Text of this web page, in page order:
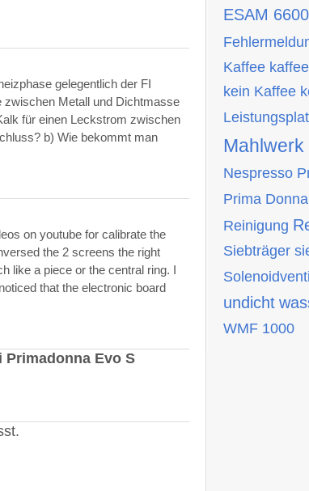
gelegentlich der FI
zwischen Metall und Dichtmasse
für einen Leckstrom zwischen
b) Wie bekommt man
on youtube for calibrate the
the 2 screens the right
like a piece or the central ring. I
that the electronic board
Primadonna Evo S
ESAM 6600
Kaffee
kein Kaffee
Mahlwerk
Nespresso
Prima Donna
Reinigung
Siebträger
Solenoidventil
undicht
WMF 1000